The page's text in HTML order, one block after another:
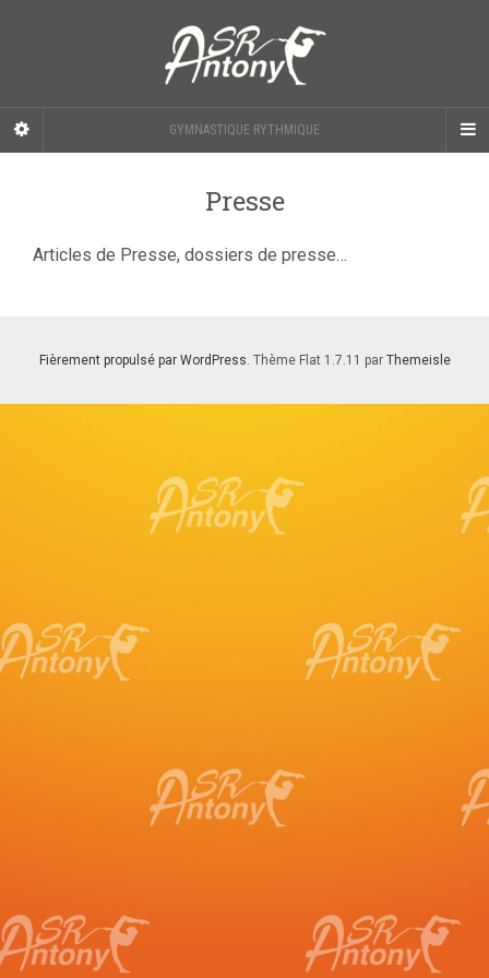
GYMNASTIQUE RYTHMIQUE
Presse
Articles de Presse, dossiers de presse…
Fièrement propulsé par WordPress. Thème Flat 1.7.11 par Themeisle